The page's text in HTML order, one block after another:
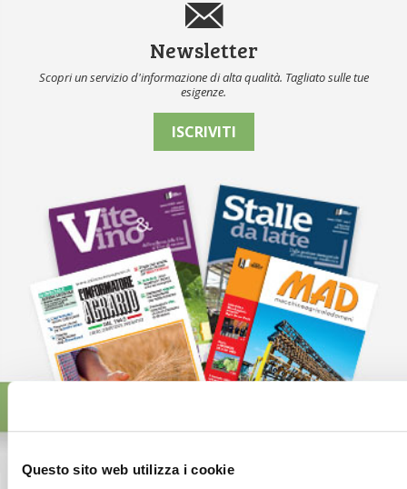
Questo sito web utilizza i cookie
Newsletter
Scopri un servizio d'informazione di alta qualità. Tagliato sulle tue
esigenze.
ISCRIVITI